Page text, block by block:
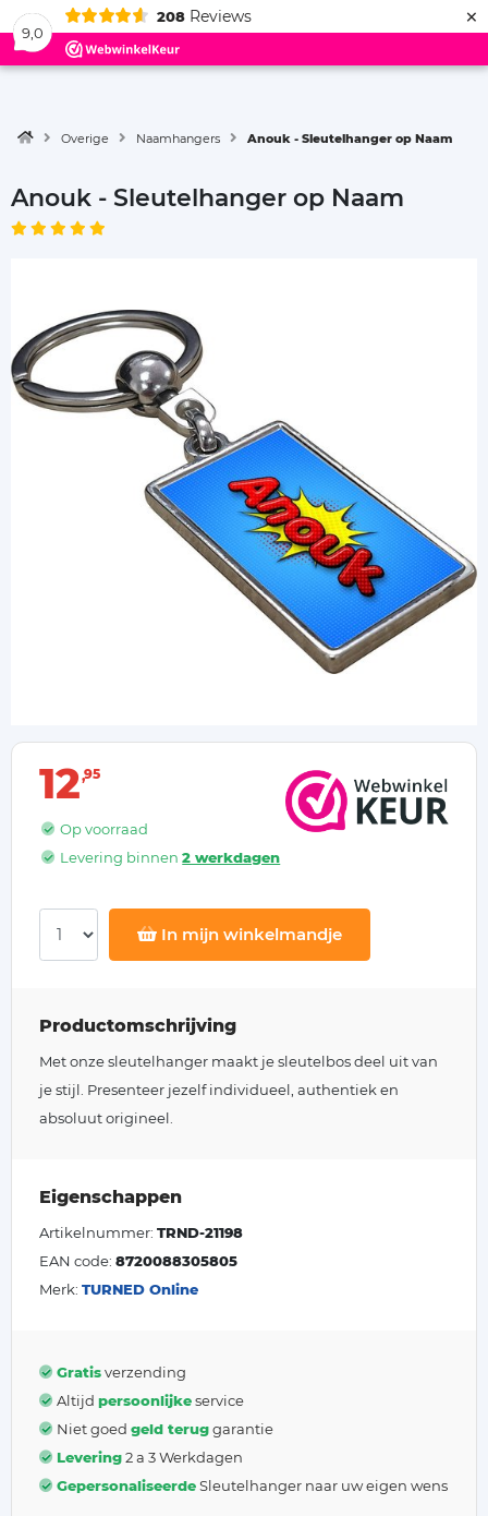
9,0
208 Reviews ×
Menu
Overige Naamhangers Anouk - Sleutelhanger op Naam
Anouk - Sleutelhanger op Naam
12 95
Op voorraad
Levering binnen2 werkdagen
In mijn winkelmandje
Productomschrijving
Met onze sleutelhanger maakt je sleutelbos deel uit van
je stijl. Presenteer jezelf individueel, authentiek en
absoluut origineel.
Eigenschappen
Artikelnummer: TRND-21198
EAN code: 8720088305805
Merk: TURNED Online
Gratisverzending
Altijd persoonlijkeservice
Niet goed geld teruggarantie
Levering2 a 3 Werkdagen
GepersonaliseerdeSleutelhanger naar uw eigen wens